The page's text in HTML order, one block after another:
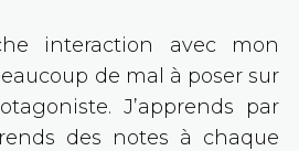
interaction avec mon
de mal à poser sur
J’apprends par
des notes à chaque